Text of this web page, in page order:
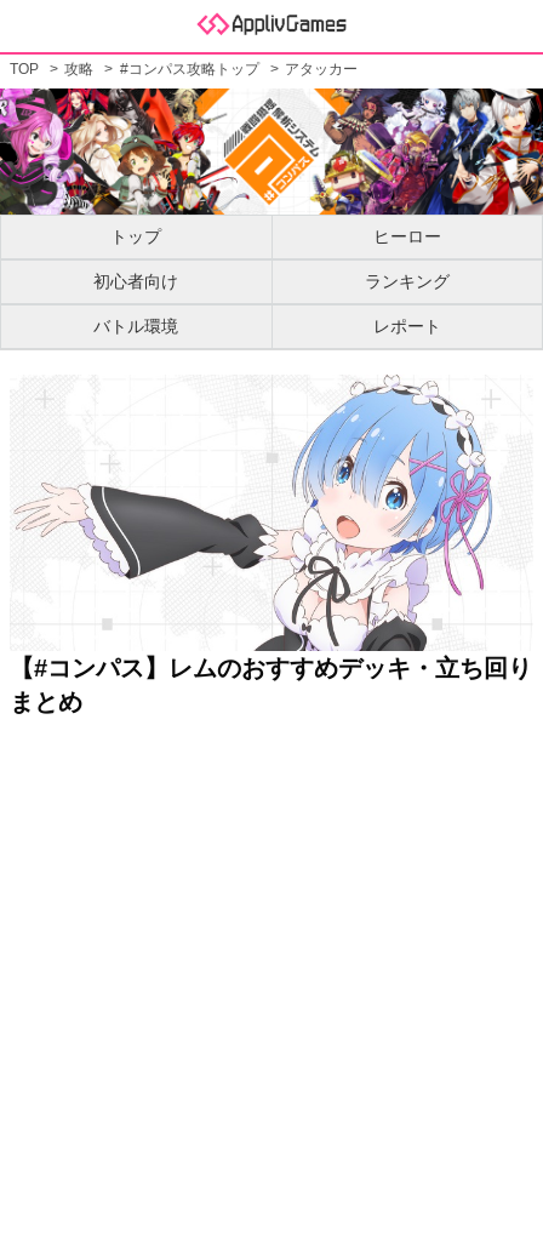
TOP 攻略 #コンパス攻略トップ アタッカー
トップ ヒーロー
初心者向け ランキング
バトル環境 レポート
【#コンパス】レムのおすすめデッキ・立ち回り
まとめ